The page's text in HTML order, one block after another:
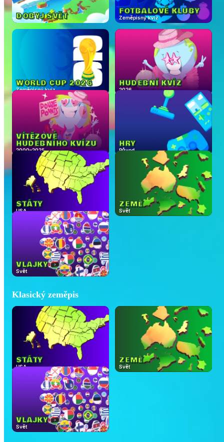
DOBYJ SVĚT FOTBALOVÉ KLUBY
Zeměpisný kvíz
WORLD CUP 2026
Zeměpisný kvíz
HUDEBNÍ KVÍZ
2026
VÍTĚZOVÉ
HUDEBNÍHO KVÍZU
2000–2025
HRY
Původ
STÁTY
USA
ZEMĚ
Svět
VLAJKY
Svět
Klasický zeměpis
STÁTY
USA
ZEMĚ
Svět
VLAJKY
Svět